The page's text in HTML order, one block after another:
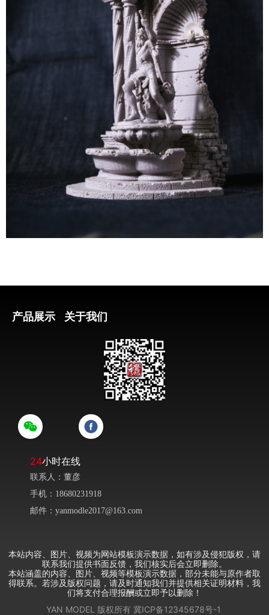
产品展示 关于我们
24小时在线
联系人：董彦
手机：18680231918
邮件：yanmodle2017@163.com
本站内容、图片、视频为网站模板演示数据，如有涉及侵犯版权，请
联系我们提供书面反馈，我们核实后会立即删除。
本站涵盖的内容、图片、视频等模板演示数据，部分未能与原作者取
得联系。若涉及版权问题，请及时通知我们并提供相关证明材料，我
们将支付合理报酬或立即予以删除！
YAN MODEL 版权所有 冀ICP备12345678号-1